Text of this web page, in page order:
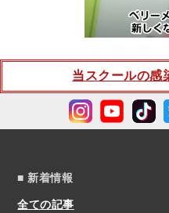
当スクールの感
■ 新着情報
全ての記事